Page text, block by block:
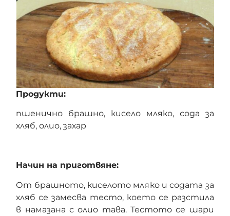
Продукти:
пшенично брашно, кисело мляко, сода за
хляб, олио, захар
Начин на приготвяне:
От брашното, киселото мляко и содата за
хляб се замесва тесто, което се разстила
в намазана с олио тава. Тестото се шари